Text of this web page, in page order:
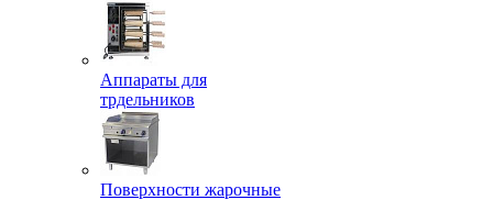
Аппараты для
трдельников
Поверхности жарочные